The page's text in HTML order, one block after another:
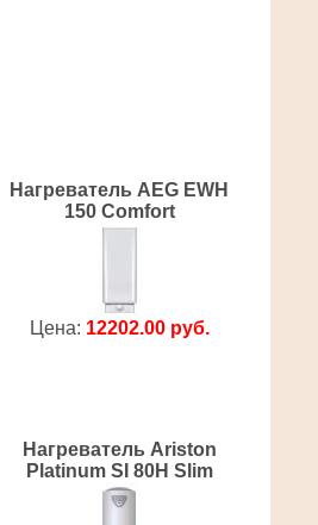
Нагреватель AEG EWH
150 Comfort
Цена: 12202.00 руб.
Нагреватель Ariston
Platinum SI 80H Slim